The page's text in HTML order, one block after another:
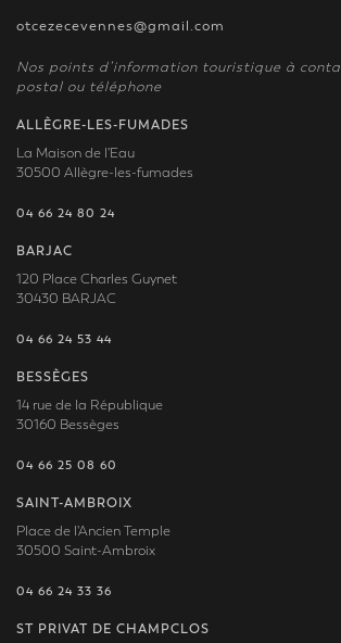
otcezecevennes@gmail.com
Nos points d’information touristique à
postal ou téléphone
ALLÈGRE-LES-FUMADES
La Maison de l'Eau
30500 Allègre-les-fumades
04 66 24 80 24
BARJAC
120 Place Charles Guynet
30430 BARJAC
04 66 24 53 44
BESSÈGES
14 rue de la République
30160 Bessèges
04 66 25 08 60
SAINT-AMBROIX
Place de l'Ancien Temple
30500 Saint-Ambroix
04 66 24 33 36
ST PRIVAT DE CHAMPCLOS